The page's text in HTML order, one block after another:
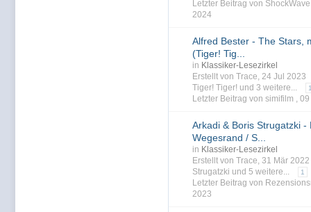
Letzter Beitrag von
2024
Alfred Bester - The Stars,
(Tiger! Tig...
in Klassiker-Lesezirkel
Erstellt von Trace, 24 Jul 2023
Tiger! Tiger! und 3 weitere...
Letzter Beitrag von simifilm , 09
Arkadi & Boris Strugatzki -
Wegesrand / S...
in Klassiker-Lesezirkel
Erstellt von Trace, 31 Mär
Strugatzki und 5 weitere... 1
Letzter Beitrag von
2023